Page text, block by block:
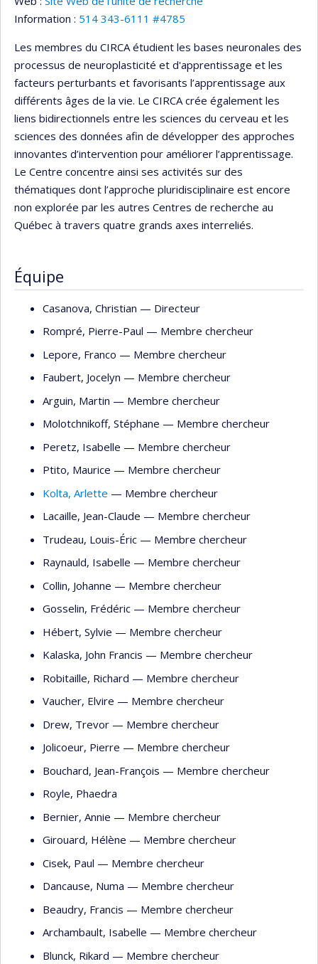
Information : 514 343-6111 #4785
Les membres du CIRCA étudient les bases neuronales des
processus de neuroplasticité et d'apprentissage et les
facteurs perturbants et favorisants l’apprentissage aux
différents âges de la vie. Le CIRCA crée également les
liens bidirectionnels entre les sciences du cerveau et les
sciences des données afin de développer des approches
innovantes d’intervention pour améliorer l’apprentissage.
Le Centre concentre ainsi ses activités sur des
thématiques dont l’approche pluridisciplinaire est encore
non explorée par les autres Centres de recherche au
Québec à travers quatre grands axes interreliés.
Équipe
Casanova, Christian — Directeur
Rompré, Pierre-Paul — Membre chercheur
Lepore, Franco — Membre chercheur
Faubert, Jocelyn — Membre chercheur
Arguin, Martin — Membre chercheur
Molotchnikoff, Stéphane — Membre chercheur
Peretz, Isabelle — Membre chercheur
Ptito, Maurice — Membre chercheur
Kolta, Arlette — Membre chercheur
Lacaille, Jean-Claude — Membre chercheur
Trudeau, Louis-Éric — Membre chercheur
Raynauld, Isabelle — Membre chercheur
Collin, Johanne — Membre chercheur
Gosselin, Frédéric — Membre chercheur
Hébert, Sylvie — Membre chercheur
Kalaska, John Francis — Membre chercheur
Robitaille, Richard — Membre chercheur
Vaucher, Elvire — Membre chercheur
Drew, Trevor — Membre chercheur
Jolicoeur, Pierre — Membre chercheur
Bouchard, Jean-François — Membre chercheur
Royle, Phaedra
Bernier, Annie — Membre chercheur
Girouard, Hélène — Membre chercheur
Cisek, Paul — Membre chercheur
Dancause, Numa — Membre chercheur
Beaudry, Francis — Membre chercheur
Archambault, Isabelle — Membre chercheur
Blunck, Rikard — Membre chercheur